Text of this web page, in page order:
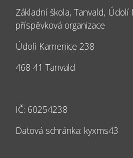
Základní škola, Tanvald, Údolí
příspěvková organizace
Údolí Kamenice 238
468 41 Tanvald
IČ: 60254238
Datová schránka: kyxms43